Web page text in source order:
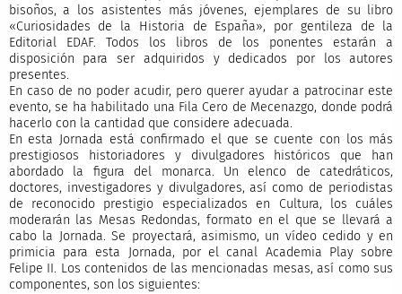
bisoños, a los asistentes más jóvenes, ejemplares de su libro
«Curiosidades de la Historia de España», por gentileza de la
Editorial EDAF. Todos los libros de los ponentes estarán a
disposición para ser adquiridos y dedicados por los autores
presentes.
En caso de no poder acudir, pero querer ayudar a patrocinar este
evento, se ha habilitado una Fila Cero de Mecenazgo, donde podrá
hacerlo con la cantidad que considere adecuada.
En esta Jornada está confirmado el que se cuente con los más
prestigiosos historiadores y divulgadores históricos que han
abordado la figura del monarca. Un elenco de catedráticos,
doctores, investigadores y divulgadores, así como de periodistas
de reconocido prestigio especializados en Cultura, los cuáles
moderarán las Mesas Redondas, formato en el que se llevará a
cabo la Jornada. Se proyectará, asimismo, un vídeo cedido y en
primicia para esta Jornada, por el canal Academia Play sobre
Felipe II. Los contenidos de las mencionadas mesas, así como sus
componentes, son los siguientes: